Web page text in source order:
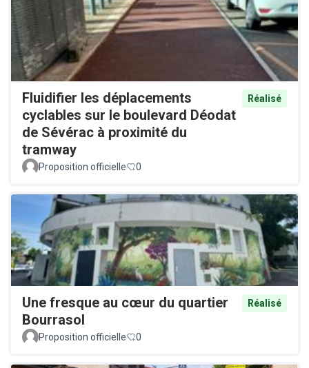
Fluidifier les déplacements
cyclables sur le boulevard Déodat
de Sévérac à proximité du
tramway
Réalisé
Proposition officielle 0
Une fresque au cœur du quartier
Bourrasol
Réalisé
Proposition officielle 0